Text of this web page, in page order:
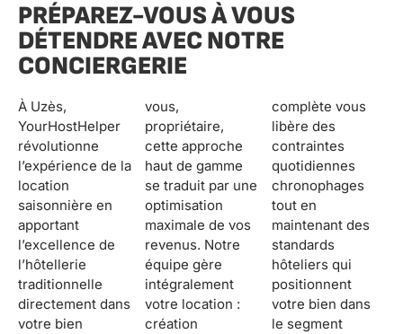
PRÉPAREZ-VOUS À VOUS
DÉTENDRE AVEC NOTRE
CONCIERGERIE
À Uzès,
YourHostHelper
révolutionne
l’expérience de la
location
saisonnière en
apportant
l’excellence de
l’hôtellerie
traditionnelle
directement dans
votre bien
vous,
propriétaire,
cette approche
haut de gamme
se traduit par une
optimisation
maximale de vos
revenus. Notre
équipe gère
intégralement
votre location :
création
complète vous
libère des
contraintes
quotidiennes
chronophages
tout en
maintenant des
standards
hôteliers qui
positionnent
votre bien dans
le segment